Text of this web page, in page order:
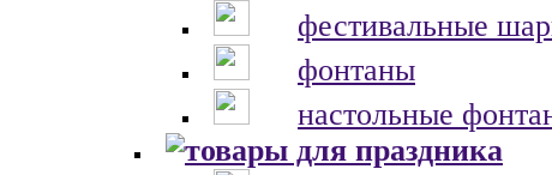
фестивальные
фонтаны
настольные